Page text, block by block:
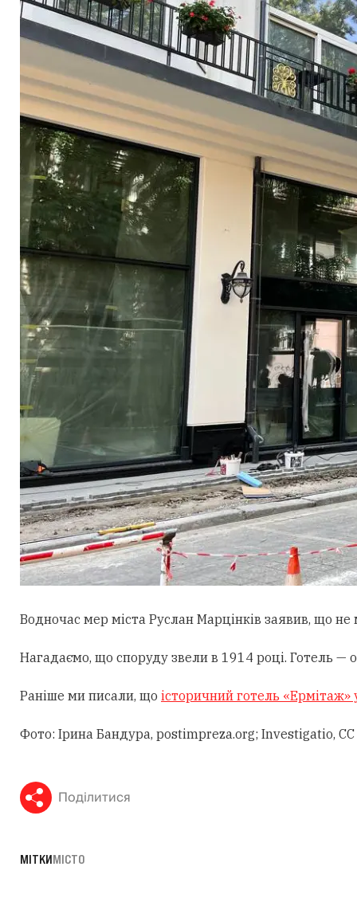
Водночас мер міста Руслан Марцінків заявив, що
Нагадаємо, що споруду звели в 1914 році. Готель —
Раніше ми писали, що історичний готель
Фото: Ірина Бандура, postimpreza.org; Investigatio,
Поділитися
МІТКИМІСТО